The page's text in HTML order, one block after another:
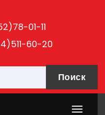
01-11
60-20
Поиск